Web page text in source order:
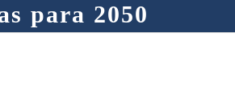
para 2050